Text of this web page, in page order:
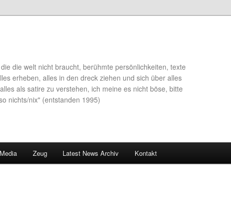
die welt nicht braucht, berühmte persönlichkeiten, texte
erheben, alles in den dreck ziehen und sich über alles
als satire zu verstehen, ich meine es nicht böse, bitte
nichts/nix" (entstanden 1995)
Zeug Latest News Archiv Kontakt